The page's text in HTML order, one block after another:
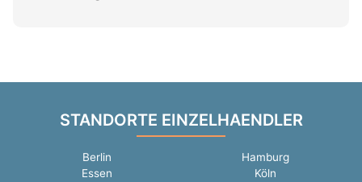
STANDORTE EINZELHAENDLER
Berlin
Hamburg
Essen
Köln